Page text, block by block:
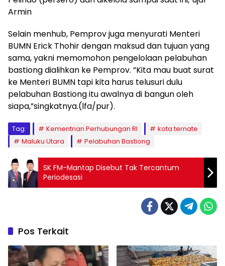
Armin
Selain menhub, Pemprov juga menyurati Menteri
BUMN Erick Thohir dengan maksud dan tujuan yang
sama, yakni memomohon pengelolaan pelabuhan
bastiong dialihkan ke Pemprov. ”Kita mau buat surat
ke Menteri BUMN tapi kita harus telusuri dulu
pelabuhan Bastiong itu awalnya di bangun oleh
siapa,”singkatnya.(lfa/pur).
Tag: Kementrian Perhubungan RI
kota ternate
Maluku Utara
Pelabuhan Bastiong
SK FM-Mantap Disebut Tak Tercantum
Periodesasi
Pos Terkait